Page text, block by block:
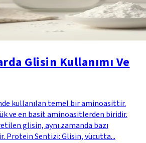
Glisin Kullanımı Ve
kullanılan temel bir aminoasittir.
ve en basit aminoasitlerden biridir.
glisin, aynı zamanda bazı
Protein Sentizi: Glisin, vücutta...